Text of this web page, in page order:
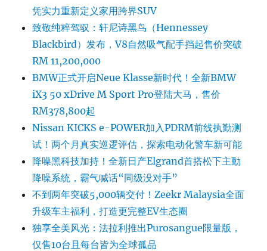
凭实力重新定义家用跨界SUV
致敬纯粹驾驭：轩尼诗黑鸟（Hennessey
Blackbird）发布，V8自然吸气配手挡起售价突破
RM 11,200,000
BMW正式开启Neue Klasse新时代！全新BMW
iX3 50 xDrive M Sport Pro登陆大马，售价
RM378,800起
Nissan KICKS e-POWER加入PDRM前线执勤测
试！两个月真实巡逻评估，探索电动化警车新可能
降噪黑科技加持！全新日产Elgrand首搭松下主動
降噪系统，霸气喊话“同级没对手”
不到两年突破5,000辆交付！Zeekr Malaysia全面
升级车主福利，打造更完整EV生态圈
独享全美风光：法拉利推出Purosangue限量版，
仅售10台且每台皆为全球孤品